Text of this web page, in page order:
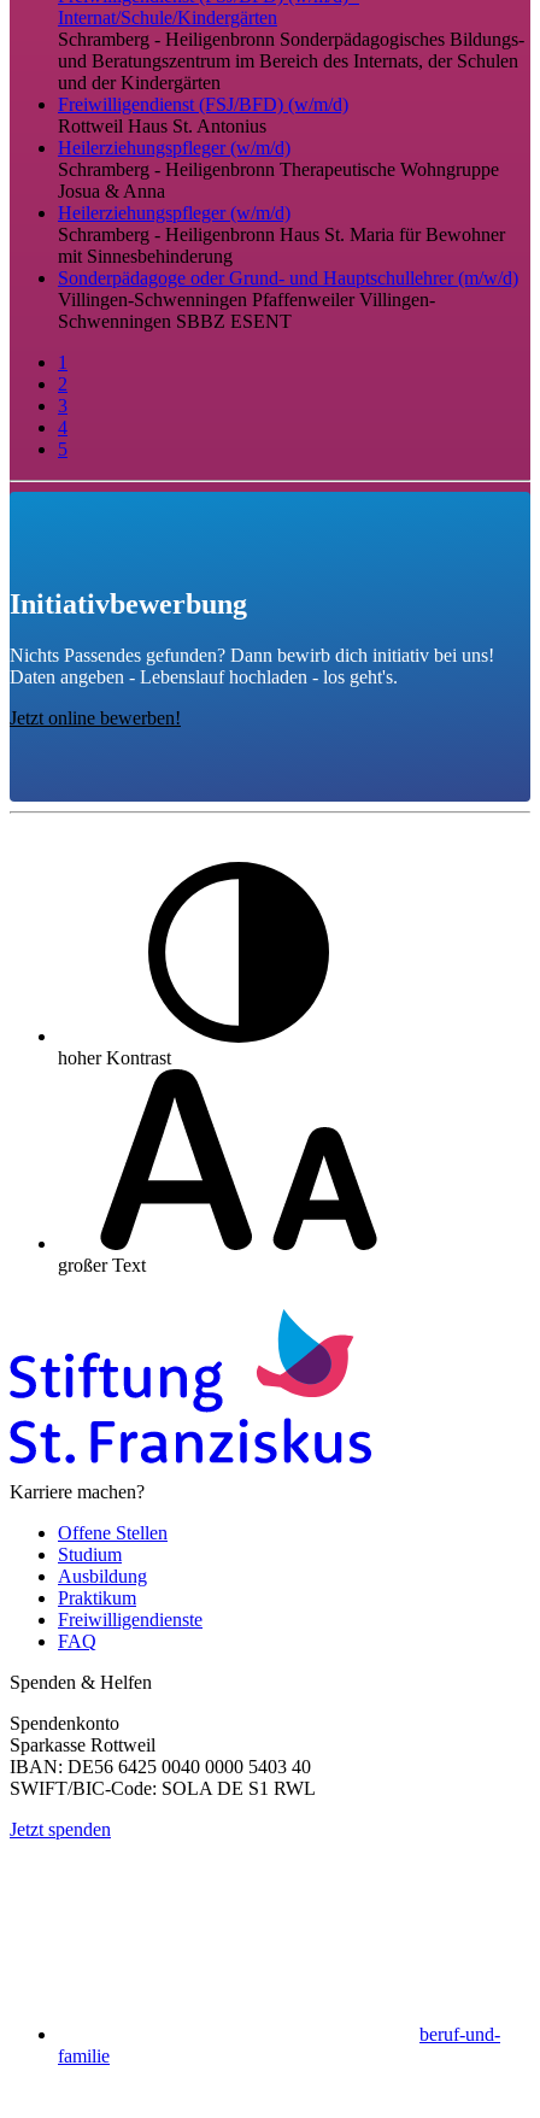
Internat/Schule/Kindergärten
Schramberg - Heiligenbronn Sonderpädagogisches Bildungs-
und Beratungszentrum im Bereich des Internats, der Schulen
und der Kindergärten
Freiwilligendienst (FSJ/BFD) (w/m/d)
Rottweil Haus St. Antonius
Heilerziehungspfleger (w/m/d)
Schramberg - Heiligenbronn Therapeutische Wohngruppe
Josua & Anna
Heilerziehungspfleger (w/m/d)
Schramberg - Heiligenbronn Haus St. Maria für Bewohner
mit Sinnesbehinderung
Sonderpädagoge oder Grund- und Hauptschullehrer (m/w/d)
Villingen-Schwenningen PfaffenweilerVillingen-
Schwenningen SBBZ ESENT
1
2
3
4
5
Initiativbewerbung
Nichts Passendes gefunden? Dann bewirb dich initiativ bei uns!
Daten angeben - Lebenslauf hochladen - los geht's.
Jetzt online bewerben!
hoher Kontrast
großer Text
Karriere machen?
Offene Stellen
Studium
Ausbildung
Praktikum
Freiwilligendienste
FAQ
Spenden & Helfen
Spendenkonto
Sparkasse Rottweil
IBAN: DE56 6425 0040 0000 5403 40
SWIFT/BIC-Code: SOLA DE S1 RWL
Jetzt spenden
beruf-und-
familie